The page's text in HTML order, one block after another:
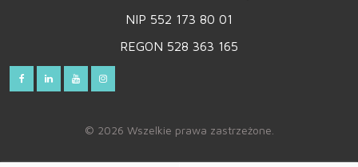
NIP 552 173 80 01
REGON 528 363 165
© 2026 Wszelkie prawa zastrzeżone.